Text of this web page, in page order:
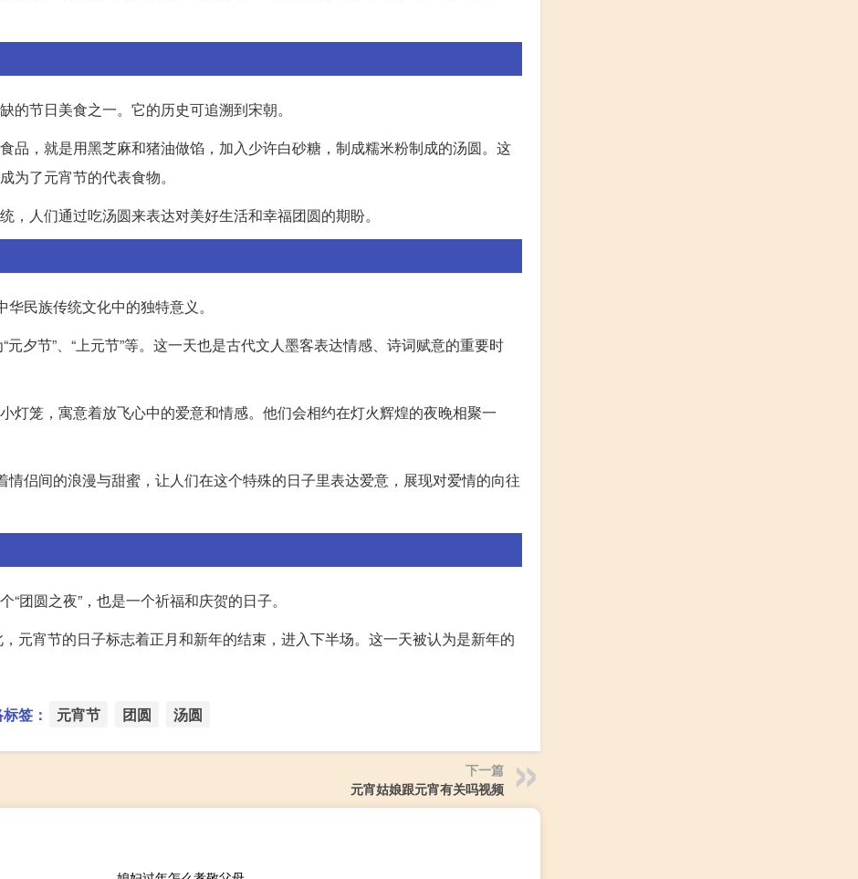
节日美食之一。它的历史可追溯到宋朝。
品，就是用黑芝麻和猪油做馅，加入少许白砂糖，制成糯米粉制成的汤圆。这
为了元宵节的代表食物。
人们通过吃汤圆来表达对美好生活和幸福团圆的期盼。
民族传统文化中的独特意义。
夕节”、“上元节”等。这一天也是古代文人墨客表达情感、诗词赋意的重要时
灯笼，寓意着放飞心中的爱意和情感。他们会相约在灯火辉煌的夜晚相聚一
情侣间的浪漫与甜蜜，让人们在这个特殊的日子里表达爱意，展现对爱情的向往
团圆之夜”，也是一个祈福和庆贺的日子。
元宵节的日子标志着正月和新年的结束，进入下半场。这一天被认为是新年的
签： 元宵节 团圆 汤圆
下一篇
元宵姑娘跟元宵有关吗视频